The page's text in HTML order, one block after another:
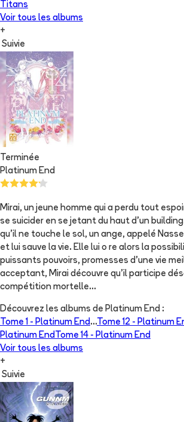
Titans
Voir tous les albums
+
Suivie
Terminée
Platinum End
Mirai, un jeune homme qui a perdu tout
se suicider en se jetant du haut d’un
qu’il ne touche le sol, un ange, appelé
et lui sauve la vie. Elle lui o re alors la
puissants pouvoirs, promesses d’une vie
acceptant, Mirai découvre qu’il participe
compétition mortelle...
Découvrez les albums de Platinum End :
Tome 1 - Platinum End ...Tome 12 - Platinum
Platinum End
Tome 14 - Platinum End
Voir tous les albums
+
Suivie